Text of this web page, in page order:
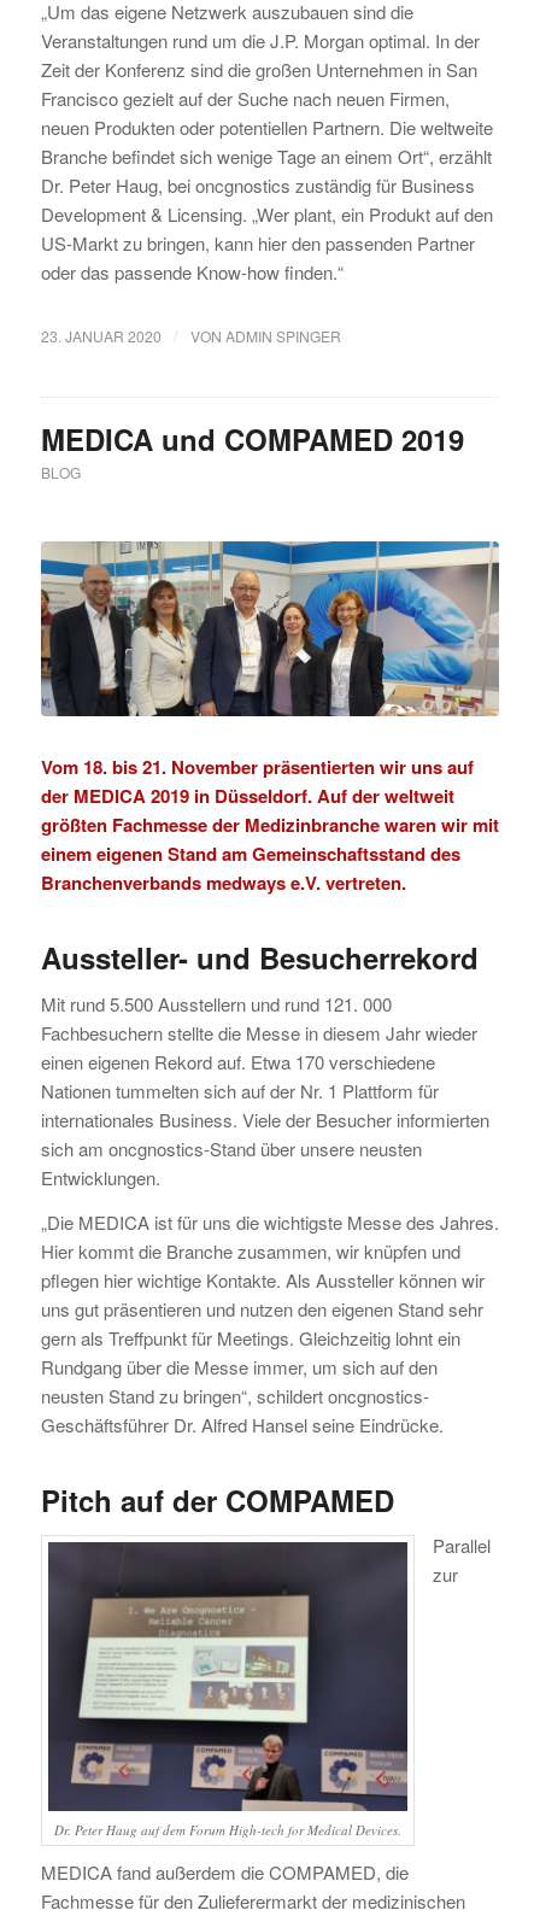
„Um das eigene Netzwerk auszubauen sind die
Veranstaltungen rund um die J.P. Morgan optimal. In der
Zeit der Konferenz sind die großen Unternehmen in San
Francisco gezielt auf der Suche nach neuen Firmen,
neuen Produkten oder potentiellen Partnern. Die weltweite
Branche befindet sich wenige Tage an einem Ort“, erzählt
Dr. Peter Haug, bei oncgnostics zuständig für Business
Development & Licensing. „Wer plant, ein Produkt auf den
US-Markt zu bringen, kann hier den passenden Partner
oder das passende Know-how finden.“
23. JANUAR 2020 / VON ADMIN SPINGER
MEDICA und COMPAMED 2019
BLOG
Vom 18. bis 21. November präsentierten wir uns auf
der MEDICA 2019in Düsseldorf. Auf der weltweit
größten Fachmesse der Medizinbranche waren wir mit
einem eigenen Stand am Gemeinschaftsstand des
Branchenverbandsmedways e.V.vertreten.
Aussteller- und Besucherrekord
Mit rund 5.500 Ausstellern und rund 121. 000
Fachbesuchern stellte die Messe in diesem Jahr wieder
einen eigenen Rekord auf. Etwa 170 verschiedene
Nationen tummelten sich auf der Nr. 1 Plattform für
internationales Business. Viele der Besucher informierten
sich am oncgnostics-Stand über unsere neusten
Entwicklungen.
„Die MEDICA ist für uns die wichtigste Messe des Jahres.
Hier kommt die Branche zusammen, wir knüpfen und
pflegen hier wichtige Kontakte. Als Aussteller können wir
uns gut präsentieren und nutzen den eigenen Stand sehr
gern als Treffpunkt für Meetings. Gleichzeitig lohnt ein
Rundgang über die Messe immer, um sich auf den
neusten Stand zu bringen“, schildert oncgnostics-
Geschäftsführer Dr. Alfred Hansel seine Eindrücke.
Pitch auf der COMPAMED
Dr. Peter Haug auf dem Forum High-tech for Medical Devices.
Parallel
zur
MEDICA fand außerdem die COMPAMED, die
Fachmesse für den Zulieferermarkt der medizinischen